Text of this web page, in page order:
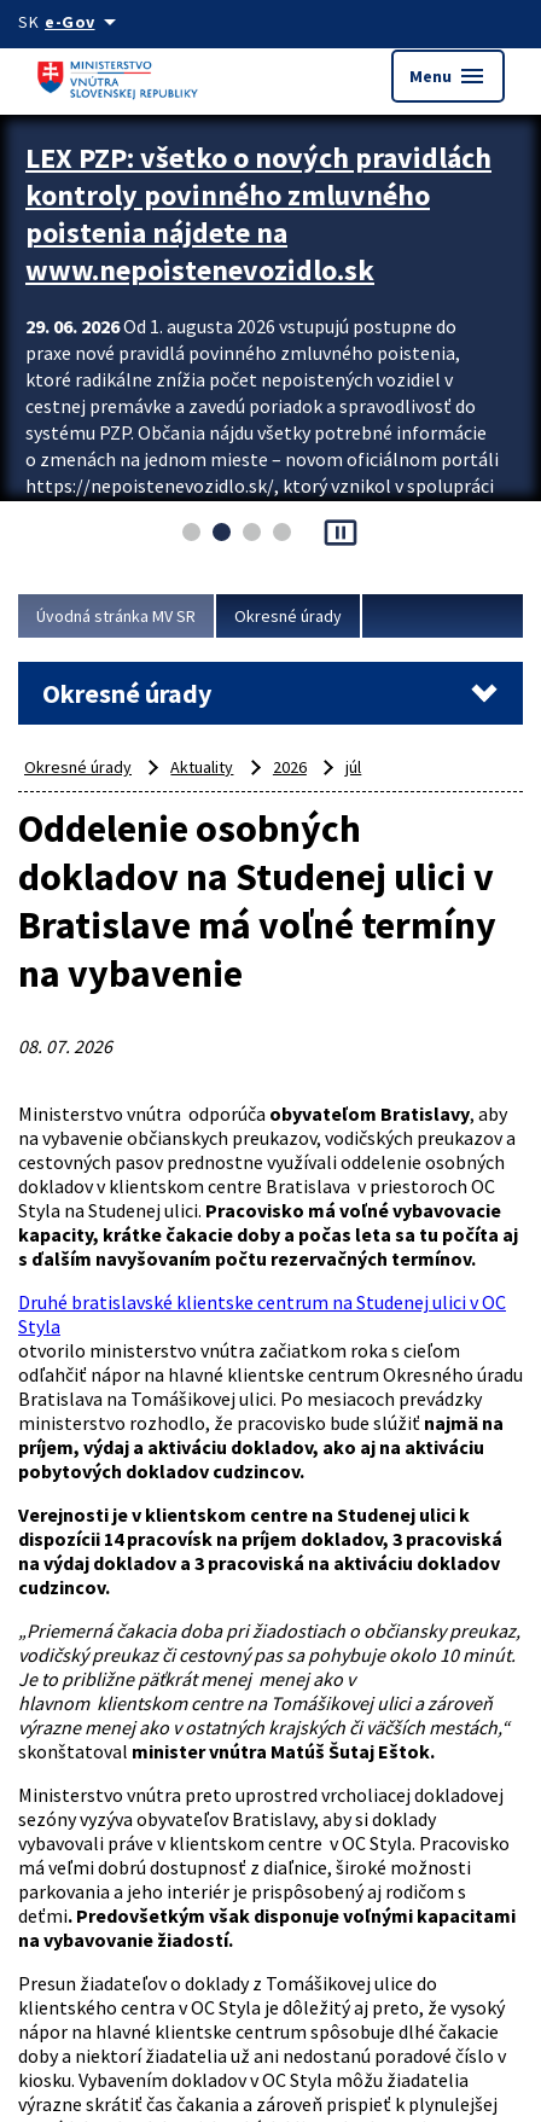
Preskocit na hlavný obsah
SK e-Govarrow_drop_down
Menu menu
Zastavit automatický posun upútavok
LEX PZP: všetko o nových pravidlách
kontroly povinného zmluvného
poistenia nájdete na
www.nepoistenevozidlo.sk
29. 06. 2026Od 1. augusta 2026 vstupujú postupne do
praxe nové pravidlá povinného zmluvného poistenia,
ktoré radikálne znížia počet nepoistených vozidiel v
cestnej premávke a zavedú poriadok a spravodlivosť do
systému PZP. Občania nájdu všetky potrebné informácie
o zmenách na jednom mieste – novom oficiálnom portáli
https://nepoistenevozidlo.sk/, ktorý vznikol v spolupráci
asociácie poisťovní (SLASPO) a Ministerstva vnútra SR.
Viac
pause_presentation
Úvodná stránka MV SR Okresné úrady
Okresné úrady
Okresné úrady Aktuality 2026 júl
Oddelenie osobných
dokladov na Studenej ulici v
Bratislave má voľné termíny
na vybavenie
08. 07. 2026
Ministerstvo vnútra odporúča obyvateľom Bratislavy, aby
na vybavenie občianskych preukazov, vodičských preukazov a
cestovných pasov prednostne využívali oddelenie osobných
dokladov v klientskom centre Bratislava v priestoroch OC
Styla na Studenej ulici. Pracovisko má voľné vybavovacie
kapacity, krátke čakacie doby a počas leta sa tu počíta aj
s ďalším navyšovaním počtu rezervačných termínov.
Druhé bratislavské klientske centrum na Studenej ulici v OC
Styla
otvorilo ministerstvo vnútra začiatkom roka s cieľom
odľahčiť nápor na hlavné klientske centrum Okresného úradu
Bratislava na Tomášikovej ulici. Po mesiacoch prevádzky
ministerstvo rozhodlo, že pracovisko bude slúžiť najmä na
príjem, výdaj a aktiváciu dokladov, ako aj na aktiváciu
pobytových dokladov cudzincov.
Verejnosti je v klientskom centre na Studenej ulici k
dispozícii 14 pracovísk na príjem dokladov, 3 pracoviská
na výdaj dokladov a 3 pracoviská na aktiváciu dokladov
cudzincov.
„Priemerná čakacia doba pri žiadostiach o občiansky preukaz,
vodičský preukaz či cestovný pas sa pohybuje okolo 10 minút.
Je to približne päťkrát menej menej ako v
hlavnom klientskom centre na Tomášikovej ulici a zároveň
výrazne menej ako v ostatných krajských či väčších mestách,“
skonštatoval minister vnútra Matúš Šutaj Eštok.
Ministerstvo vnútra preto uprostred vrcholiacej dokladovej
sezóny vyzýva obyvateľov Bratislavy, aby si doklady
vybavovali práve v klientskom centre v OC Styla. Pracovisko
má veľmi dobrú dostupnosť z diaľnice, široké možnosti
parkovania a jeho interiér je prispôsobený aj rodičom s
deťmi. Predovšetkým však disponuje voľnými kapacitami
na vybavovanie žiadostí.
Presun žiadateľov o doklady z Tomášikovej ulice do
klientského centra v OC Styla je dôležitý aj preto, že vysoký
nápor na hlavné klientske centrum spôsobuje dlhé čakacie
doby a niektorí žiadatelia už ani nedostanú poradové číslo v
kiosku. Vybavením dokladov v OC Styla môžu žiadatelia
výrazne skrátiť čas čakania a zároveň prispieť k plynulejšej